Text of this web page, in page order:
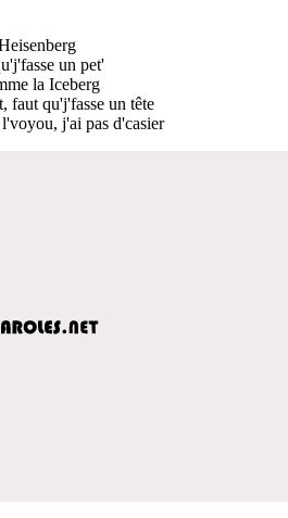
un pet'
la Iceberg
faut qu'j'fasse un tête
j'ai pas d'casier